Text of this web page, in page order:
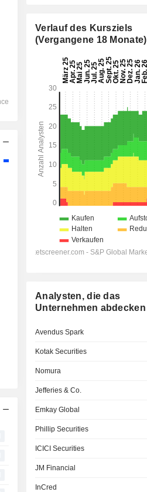
Verlauf des Kursziels
(Vergangene 18 Monate)
Analysten, die das
Unternehmen abdecken
Avendus Spark
Kotak Securities
Nomura
Jefferies & Co.
Emkay Global
Phillip Securities
ICICI Securities
JM Financial
InCred